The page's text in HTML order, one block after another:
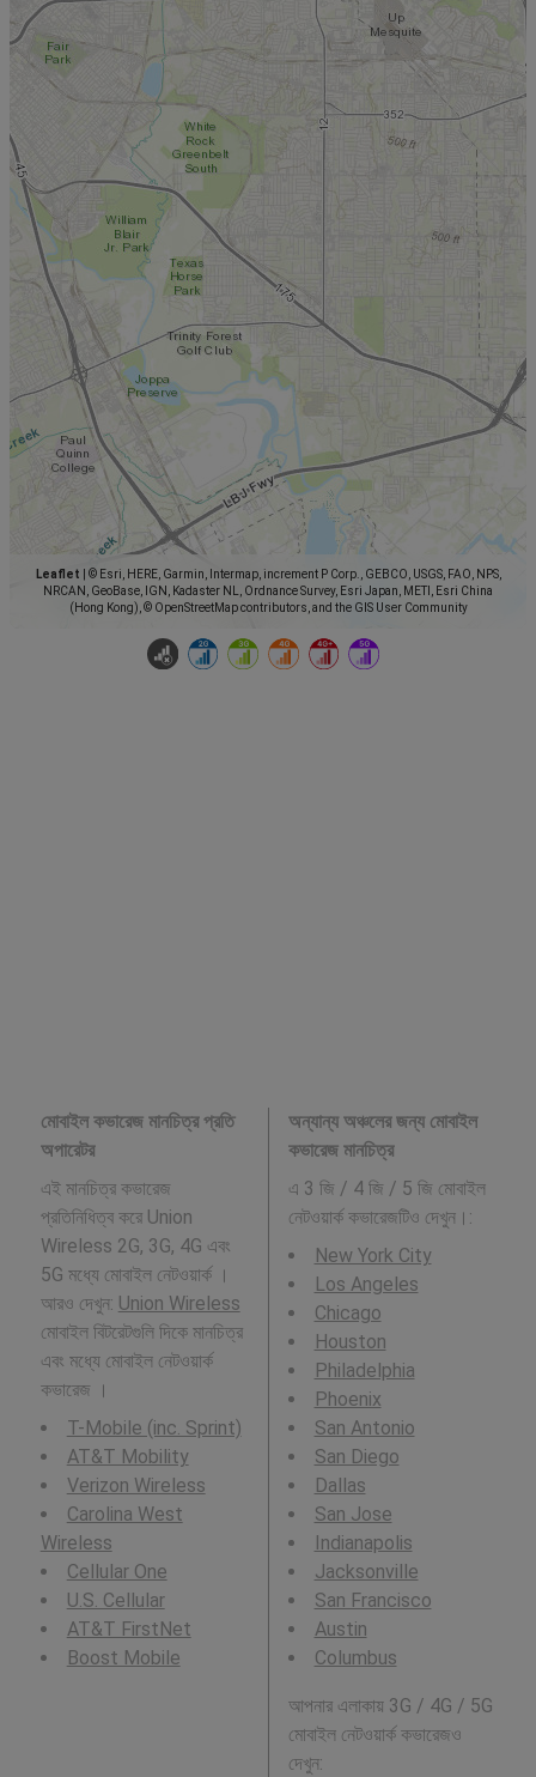
Leaflet
© Esri, HERE, Garmin, Intermap, increment P Corp., GEBCO, USGS, FAO, NPS,
NRCAN, GeoBase, IGN, Kadaster NL, Ordnance Survey, Esri Japan, METI, Esri China
(Hong Kong), © OpenStreetMap contributors, and the GIS User Community
মোবাইল কভারেজ মানচিত্র প্রতি
অপারেটর
এই মানচিত্র কভারেজ
প্রতিনিধিত্ব করে Union
Wireless 2G, 3G, 4G এবং
5G মধ্যে মোবাইল নেটওয়ার্ক ।
আরও দেখুন: Union Wireless
মোবাইল বিটরেটগুলি দিকে মানচিত্র
এবং মধ্যে মোবাইল নেটওয়ার্ক
কভারেজ ।
T-Mobile (inc. Sprint)
AT&T Mobility
Verizon Wireless
Carolina West
Wireless
Cellular One
U.S. Cellular
AT&T FirstNet
Boost Mobile
অন্যান্য অঞ্চলের জন্য মোবাইল
কভারেজ মানচিত্র
এ 3 জি / 4 জি / 5 জি মোবাইল
নেটওয়ার্ক কভারেজটিও দেখুন।:
New York City
Los Angeles
Chicago
Houston
Philadelphia
Phoenix
San Antonio
San Diego
Dallas
San Jose
Indianapolis
Jacksonville
San Francisco
Austin
Columbus
আপনার এলাকায় 3G / 4G / 5G
মোবাইল নেটওয়ার্ক কভারেজও
দেখুন: